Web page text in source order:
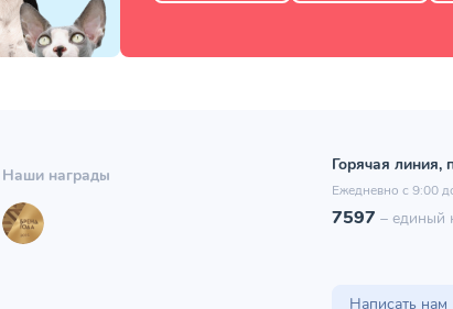
Горячая линия,
Ежедневно с 9:00
7597 – единый
Написать нам
Наши награды